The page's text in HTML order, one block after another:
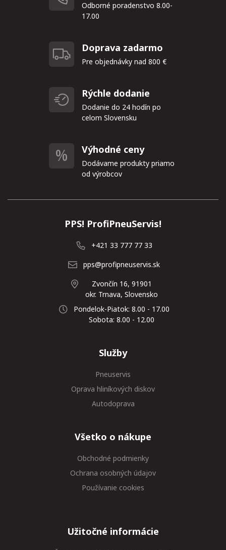
Odborné poradenstvo 8.00-
17.00
Doprava zadarmo
Pre objednávky nad 800 €
Rýchle dodanie
Dodanie do 24 hodín po
celom Slovensku
Výhodné ceny
Dodávame produkty priamo
od výrobcov
PPS! ProfiPneuServis!
+421 33 777 77 33
pps@profipneuservis.sk
Zvončín 16, 91901
okr. Trnava, Slovensko
Pondelok-Piatok: 8.00 - 17.00
Sobota: 8.00 - 12.00
Služby
Pneuservis
Oprava hliníkových diskov
Autodoprava
Všetko o nákupe
Obchodné podmienky
Ochrana osobných údajov
Používanie cookies
Užitočné informácie